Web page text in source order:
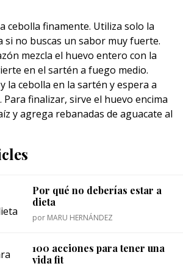
cebolla finamente. Utiliza solo la
si no buscas un sabor muy fuerte.
mezcla el huevo entero con la
en el sartén a fuego medio.
la cebolla en la sartén y espera a
Para finalizar, sirve el huevo encima
y agrega rebanadas de aguacate al
Por qué no deberías estar a
dieta
por MARU HERNÁNDEZ
100 acciones para tener una
vida fit